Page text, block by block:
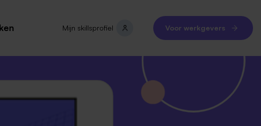
Mijn skillsprofiel Voor werkgevers